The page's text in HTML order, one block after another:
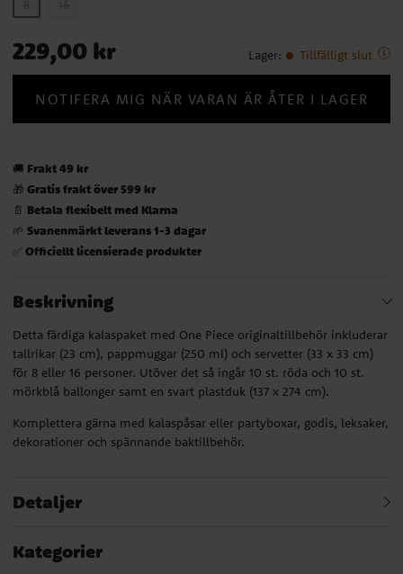
Pris:229,00 kr
229,00 kr Lager: Tillfälligt slut
NOTIFERA MIG NÄR VARAN ÄR ÅTER I LAGER
🚚 Frakt 49 kr
🎁 Gratis frakt över 599 kr
📄 Betala flexibelt med Klarna
🌱 Svanenmärkt leverans 1-3 dagar
✅ Officiellt licensierade produkter
Beskrivning
Detta färdiga kalaspaket med One Piece originaltillbehör inkluderar
tallrikar (23 cm), pappmuggar (250 ml) och servetter (33 x 33 cm)
för 8 eller 16 personer. Utöver det så ingår 10 st. röda och 10 st.
mörkblå ballonger samt en svart plastduk (137 x 274 cm).
Komplettera gärna med kalaspåsar eller partyboxar, godis, leksaker,
dekorationer och spännande baktillbehör.
Detaljer
Kategorier